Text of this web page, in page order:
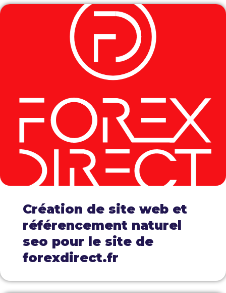
Création de site web et
référencement naturel
seo pour le site de
forexdirect.fr